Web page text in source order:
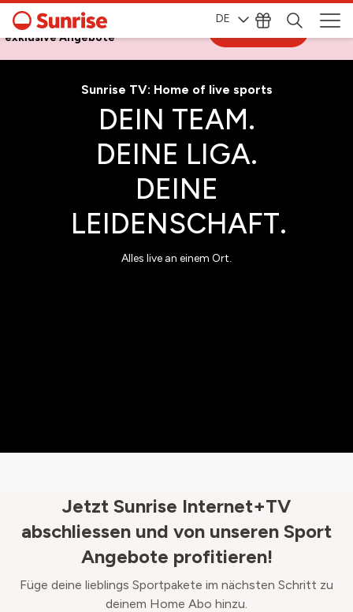
DE
Melde dich bei My Sunrise an, für
exklusive Angebote
Zum Login
Sunrise TV: Home of live sports
DEIN TEAM.
DEINE LIGA.
DEINE
LEIDENSCHAFT.
Alles live an einem Ort.
Jetzt Sunrise Internet+TV
abschliessen und von unseren Sport
Angebote profitieren!
Füge deine lieblings Sportpakete im nächsten Schritt zu
deinem Home Abo hinzu.